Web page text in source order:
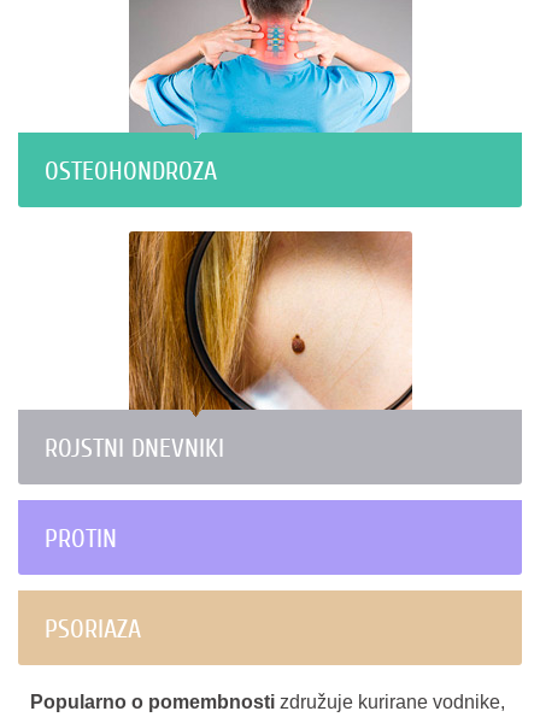
OSTEOHONDROZA
ROJSTNI DNEVNIKI
PROTIN
PSORIAZA
Popularno o pomembnosti združuje kurirane vodnike,